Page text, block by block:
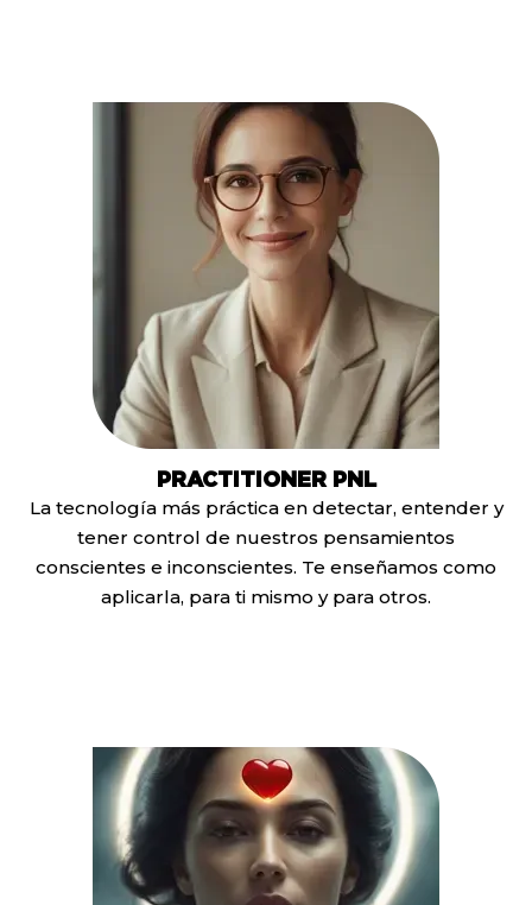
PRACTITIONER PNL
La tecnología más práctica en detectar, entender y
tener control de nuestros pensamientos
conscientes e inconscientes. Te enseñamos como
aplicarla, para ti mismo y para otros.